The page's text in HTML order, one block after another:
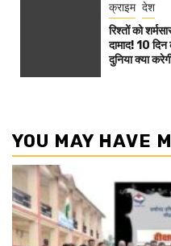
क्राइम देश
रिश्तों को
दामाद! 10 दिन
दुनिया क्या
YOU MAY HAVE